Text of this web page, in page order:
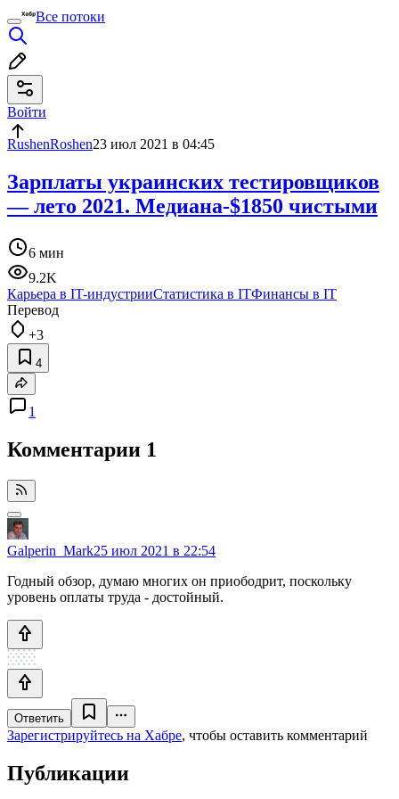
Все потоки
Войти
RushenRoshen23 июл 2021 в 04:45
Зарплаты украинских тестировщиков
— лето 2021. Медиана-$1850 чистыми
6 мин
9.2K
Карьера в IT-индустрииСтатистика в ITФинансы в IT
Перевод
+3
4
1
Комментарии 1
Galperin_Mark25 июл 2021 в 22:54
Годный обзор, думаю многих он приободрит, поскольку
уровень оплаты труда - достойный.
Ответить
Зарегистрируйтесь на Хабре, чтобы оставить комментарий
Публикации